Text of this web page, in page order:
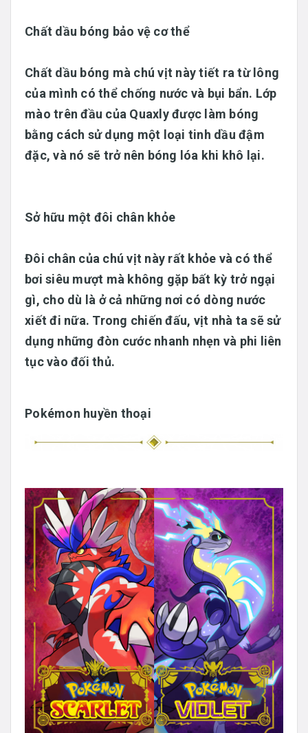
Chất dầu bóng bảo vệ cơ thể
Chất dầu bóng mà chú vịt này tiết ra từ lông
của mình có thể chống nước và bụi bẩn. Lớp
mào trên đầu của Quaxly được làm bóng
bằng cách sử dụng một loại tinh dầu đậm
đặc, và nó sẽ trở nên bóng lóa khi khô lại.
Sở hữu một đôi chân khỏe
Đôi chân của chú vịt này rất khỏe và có thể
bơi siêu mượt mà không gặp bất kỳ trở ngại
gì, cho dù là ở cả những nơi có dòng nước
xiết đi nữa. Trong chiến đấu, vịt nhà ta sẽ sử
dụng những đòn cước nhanh nhẹn và phi liên
tục vào đối thủ.
Pokémon huyền thoại